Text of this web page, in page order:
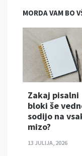
MORDA VAM BO
Zakaj pisalni
bloki še
sodijo na
mizo?
13 JULIJA, 2026